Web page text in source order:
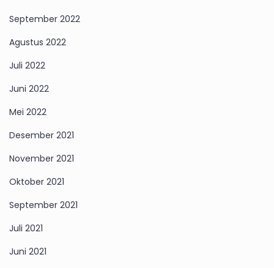
September 2022
Agustus 2022
Juli 2022
Juni 2022
Mei 2022
Desember 2021
November 2021
Oktober 2021
September 2021
Juli 2021
Juni 2021